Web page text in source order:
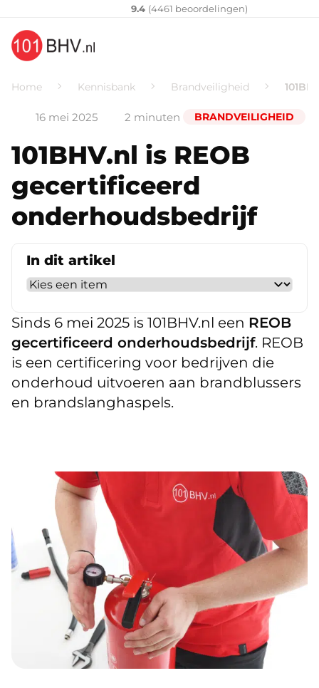
Klantenvertellen
9.410
(4461 ​ beoordelingen)
Home Kennisbank Brandveiligheid
16 mei 2025 2 minuten BRANDVEILIGHEID
101BHV.nl is REOB
gecertificeerd
onderhoudsbedrijf
In dit artikel
Sinds 6 mei 2025 is 101BHV.nl een REOB
gecertificeerd onderhoudsbedrijf. REOB
is een certificering voor bedrijven die
onderhoud uitvoeren aan brandblussers
en brandslanghaspels.